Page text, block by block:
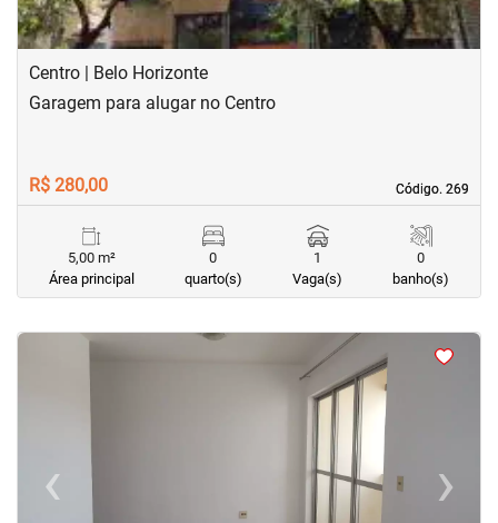
Centro | Belo Horizonte
Código. 269
Código. 269
Garagem para alugar no Centro
R$ 280,00
5,00 m²
Área principal
0
quarto(s)
1
Vaga(s)
0
banho(s)
<
‹Previous ›Next